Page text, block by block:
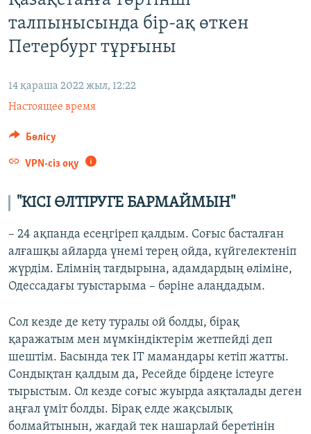
ЖАЗЫЛЫҢЫЗ
талпынысында бір-ақ өткен
Петербург тұрғыны
14 қараша 2022 жыл, 12:22
Настоящее время
Бөлісу
VPN-сіз оқу
"КІСІ ӨЛТІРУГЕ БАРМАЙМЫН"
– 24 ақпанда есеңгіреп қалдым. Соғыс басталған
алғашқы айларда үнемі терең ойда, күйгелектеніп
жүрдім. Елімнің тағдырына, адамдардың өліміне,
Одессадағы туыстарыма – бәріне алаңдадым.
Сол кезде де кету туралы ой болды, бірақ
қаражатым мен мүмкіндіктерім жетпейді деп
шештім. Басында тек IT мамандары кетіп жатты.
Сондықтан қалдым да, Ресейде бірдеңе істеуге
тырыстым. Ол кезде соғыс жуырда аяқталады деген
аңғал үміт болды. Бірақ елде жақсылық
болмайтынын, жағдай тек нашарлай беретінін